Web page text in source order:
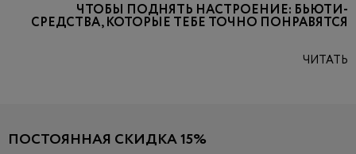
ЧТОБЫ ПОДНЯТЬ НАСТРОЕНИЕ: БЬЮТИ-
СРЕДСТВА, КОТОРЫЕ ТЕБЕ ТОЧНО ПОНРАВЯТСЯ
ЧИТАТЬ
ПОСТОЯННАЯ СКИДКА 15%